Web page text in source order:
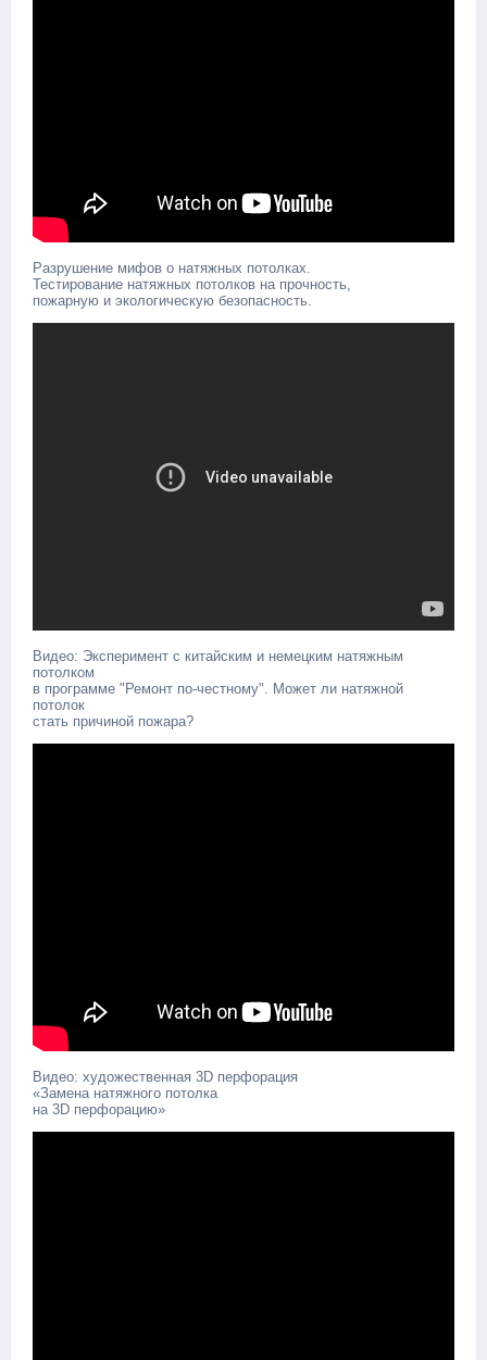
Разрушение мифов о натяжных потолках.
Тестирование натяжных потолков на прочность,
пожарную и экологическую безопасность.
Видео: Эксперимент с китайским и немецким натяжным
потолком
в программе "Ремонт по-честному". Может ли натяжной
потолок
стать причиной пожара?
Видео: художественная 3D перфорация
«Замена натяжного потолка
на 3D перфорацию»